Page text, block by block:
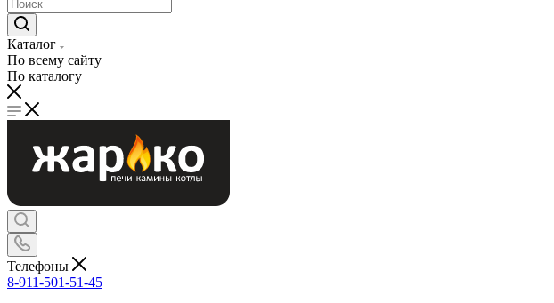
Каталог
По всему сайту
По каталогу
Телефоны
8-911-501-51-45